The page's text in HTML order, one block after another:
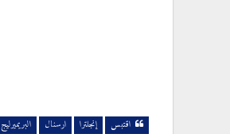
اقتبس إنجلترا ارسنال البريميرليج